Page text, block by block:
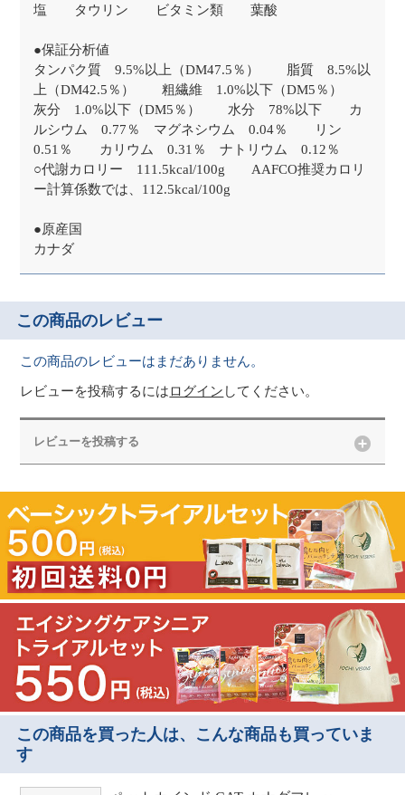
塩 タウリン ビタミン類 葉酸
●保証分析値
タンパク質 9.5%以上（DM47.5％） 脂質 8.5%以
上（DM42.5％） 粗繊維 1.0%以下（DM5％）
灰分 1.0%以下（DM5％） 水分 78%以下 カ
ルシウム 0.77％ マグネシウム 0.04％ リン
0.51％ カリウム 0.31％ ナトリウム 0.12％
○代謝カロリー 111.5kcal/100g AAFCO推奨カロリ
ー計算係数では、112.5kcal/100g
●原産国
カナダ
この商品のレビュー
この商品のレビューはまだありません。
レビューを投稿するにはログイン してください。
レビューを投稿する
この商品を買った人は、こんな商品も買っていま
す